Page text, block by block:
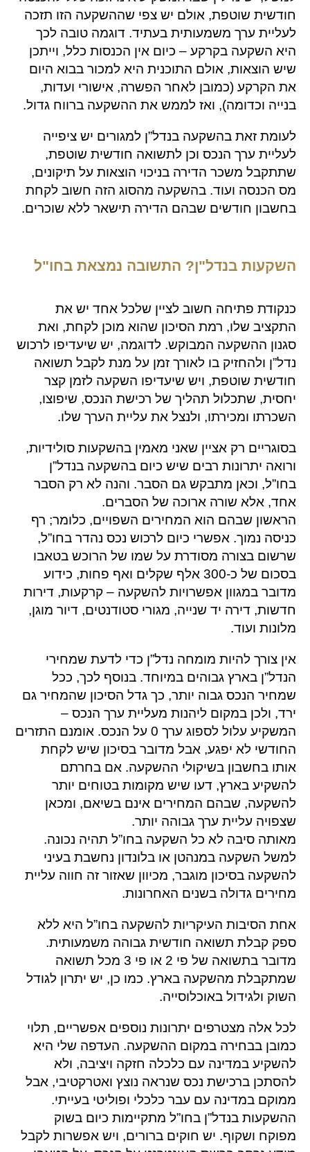
חודשית שוטפת, אולם יש צפי שההשקעה הזו תזכה
לעליית ערך משמעותית בעתיד. דוגמה טובה לכך
היא השקעה בקרקע – כיום אין הכנסות כלל, וייתכן
שיש הוצאות, אולם התוכנית היא למכור בבוא היום
את הקרקע (כמובן לאחר הפשרה, אישורי ועדות,
בנייה וכדומה), ואז לממש את ההשקעה ברווח גדול.
לעומת זאת בהשקעה בנדל”ן למגורים יש ציפייה
לעליית ערך הנכס וכן לתשואה חודשית שוטפת,
שתתקבל משכר הדירה בניכוי הוצאות על תיקונים,
מס הכנסה ועוד. בהשקעה מהסוג הזה חשוב לקחת
בחשבון חודשים שבהם הדירה תישאר ללא שוכרים.
השקעות בנדל"ן? התשובה נמצאת בחו"ל
כנקודת פתיחה חשוב לציין שלכל אחד יש את
התקציב שלו, רמת הסיכון שהוא מוכן לקחת, ואת
סגנון ההשקעה המבוקש. לדוגמה, יש שיעדיפו לרכוש
נדל”ן ולהחזיק בו לאורך זמן על מנת לקבל תשואה
חודשית שוטפת, ויש שיעדיפו השקעה לזמן קצר
יחסית, שתכלול תהליך של רכישת הנכס, שיפוצו,
השכרתו ומכירתו, ולנצל את עליית הערך שלו.
בסוגריים רק אציין שאני מאמין בהשקעות סולידיות,
ורואה יתרונות רבים שיש כיום בהשקעה בנדל”ן
בחו”ל, וכאן מתבקש גם הסבר. והנה לא רק הסבר
אחד, אלא שורה ארוכה של הסברים.
הראשון שבהם הוא המחירים השפויים, כלומר; רף
כניסה נמוך. אפשרי כיום לרכוש נכס נהדר בחו”ל,
שרשום בצורה מסודרת על שמו של הרוכש בטאבו
בסכום של כ-300 אלף שקלים ואף פחות, כידוע
מדובר במגוון אפשרויות להשקעה – קרקעות, דירות
חדשות, דירה יד שנייה, מגורי סטודנטים, דיור מוגן,
מלונות ועוד.
אין צורך להיות מומחה נדל”ן כדי לדעת שמחירי
הנדל”ן בארץ גבוהים במיוחד. בנוסף לכך, ככל
שמחיר הנכס גבוה יותר, כך גדל הסיכון שהמחיר גם
ירד, ולכן במקום ליהנות מעליית ערך הנכס –
המשקיע עלול לספוג ערך 0 על הנכס. אומנם התזרים
החודשי לא יפגע, אבל מדובר בסיכון שיש לקחת
אותו בחשבון בשיקולי ההשקעה. אם בחרתם
להשקיע בארץ, דעו שיש מקומות בטוחים יותר
להשקעה, שבהם המחירים אינם בשיאם, ומכאן
שצפויה עליית ערך גבוהה יותר.
מאותה סיבה לא כל השקעה בחו”ל תהיה נכונה.
למשל השקעה במנהטן או בלונדון נחשבת בעיני
להשקעה בסיכון מוגבר, מכיוון שאזור זה חווה עליית
מחירים גדולה בשנים האחרונות.
אחת הסיבות העיקריות להשקעה בחו”ל היא ללא
ספק קבלת תשואה חודשית גבוהה משמעותית.
מדובר בתשואה של פי 2 או פי 3 מכל תשואה
שמתקבלת מהשקעה בארץ. כמו כן, יש יתרון לגודל
השוק ולגידול באוכלוסייה.
לכל אלה מצטרפים יתרונות נוספים אפשריים, תלוי
כמובן בבחירה במקום ההשקעה. העדפה שלי היא
להשקיע במדינה עם כלכלה חזקה ויציבה, ולא
להסתכן ברכישת נכס שנראה נוצץ ואטרקטיבי, אבל
ממוקם במדינה עם עבר כלכלי ופוליטי בעייתי.
ההשקעות בנדל”ן בחו”ל מתקיימות כיום בשוק
מפוקח ושקוף. יש חוקים ברורים, ויש אפשרות לקבל